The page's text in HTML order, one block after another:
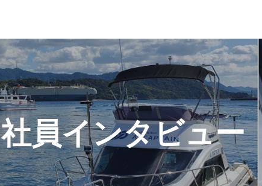
社員インタビュー